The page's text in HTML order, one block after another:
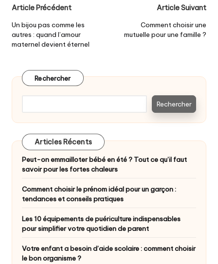
Post
navigation
Article Précédent
Un bijou pas comme les
autres : quand l’amour
maternel devient éternel
Article Suivant
Comment choisir une
mutuelle pour une famille ?
Rechercher
Rechercher
Articles Récents
Peut-on emmailloter bébé en été ? Tout ce qu’il faut
savoir pour les fortes chaleurs
Comment choisir le prénom idéal pour un garçon :
tendances et conseils pratiques
Les 10 équipements de puériculture indispensables
pour simplifier votre quotidien de parent
Votre enfant a besoin d’aide scolaire : comment choisir
le bon organisme ?